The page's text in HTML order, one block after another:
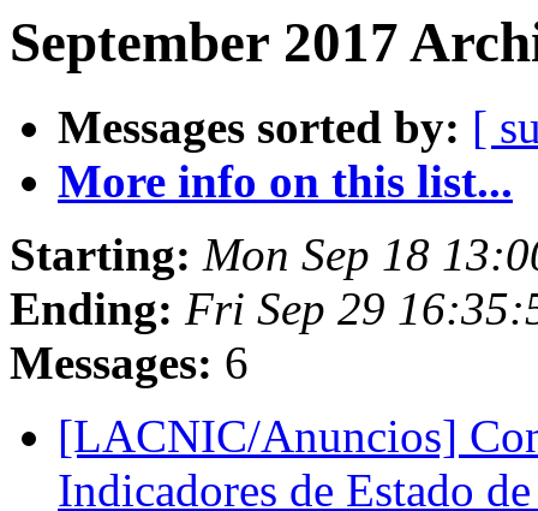
September 2017
Messages sorted by: [
More info on this list...
Starting: Mon Sep 18
Ending: Fri Sep 29
Messages: 6
[LACNIC/Anuncios]
Indicadores de Estado